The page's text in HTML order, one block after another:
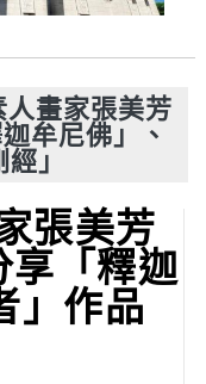
畫家張美芳
牟尼佛」、
」
張美芳
享「釋迦
」作品